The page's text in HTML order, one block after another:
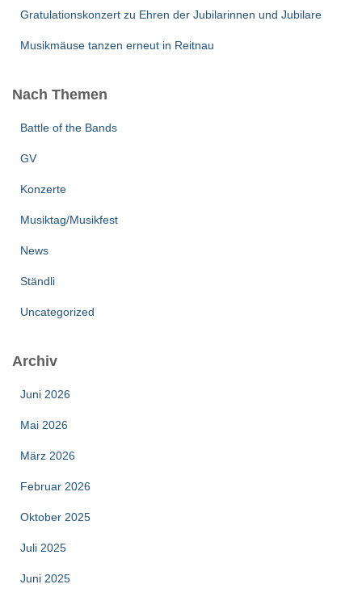
Gratulationskonzert zu Ehren der Jubilarinnen und Jubilare
Musikmäuse tanzen erneut in Reitnau
Nach Themen
Battle of the Bands
GV
Konzerte
Musiktag/Musikfest
News
Ständli
Uncategorized
Archiv
Juni 2026
Mai 2026
März 2026
Februar 2026
Oktober 2025
Juli 2025
Juni 2025